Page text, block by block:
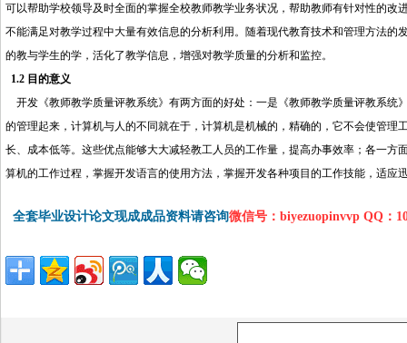
可以帮助学校领导及时全面的掌握全校教师教学业务状况，帮助教师有针对性的
不能满足对教学过程中大量有效信息的分析利用。随着现代教育技术和管理方法
的教与学生的学，活化了教学信息，增强对教学质量的分析和监控。
1.2 目的意义
开发《教师教学质量评教系统》有两方面的好处：一是《教师教学质量评教系统
的管理起来，计算机与人的不同就在于，计算机是机械的，精确的，它不会使管
长、成本低等。这些优点能够大大减轻教工人员的工作量，提高办事效率；各一
算机的工作过程，掌握开发语言的使用方法，掌握开发各种项目的工作技能，适应
全套毕业设计论文现成成品资料请咨询微信号：biyezuopinvvp QQ